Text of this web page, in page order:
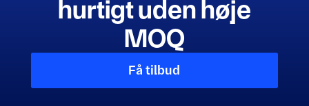
hurtigt uden høje
MOQ
Få tilbud